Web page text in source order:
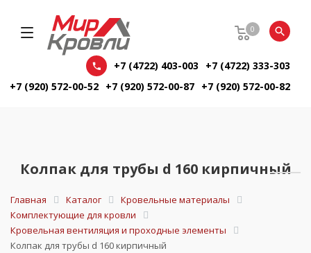
0
+7 (4722) 403-003
+7 (4722) 333-303
+7 (920) 572-00-52 +7 (920) 572-00-87 +7 (920) 572-00-82
Колпак для трубы d 160 кирпичный
Главная Каталог
Кровельные материалы
Комплектующие для кровли
Кровельная вентиляция и проходные элементы
Колпак для трубы d 160 кирпичный